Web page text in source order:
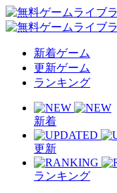
新着ゲーム
更新ゲーム
ランキング
新着
更新
ランキング